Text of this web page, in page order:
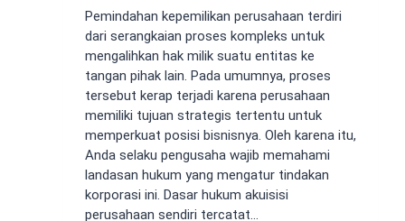
Pemindahan kepemilikan perusahaan terdiri
dari serangkaian proses kompleks untuk
mengalihkan hak milik suatu entitas ke
tangan pihak lain. Pada umumnya, proses
tersebut kerap terjadi karena perusahaan
memiliki tujuan strategis tertentu untuk
memperkuat posisi bisnisnya. Oleh karena itu,
Anda selaku pengusaha wajib memahami
landasan hukum yang mengatur tindakan
korporasi ini. Dasar hukum akuisisi
perusahaan sendiri tercatat…